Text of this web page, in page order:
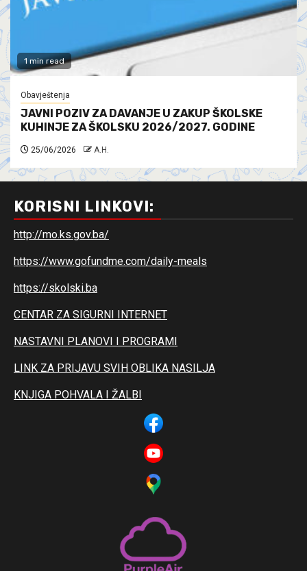
1 min read
Obavještenja
JAVNI POZIV ZA DAVANJE U ZAKUP ŠKOLSKE
KUHINJE ZA ŠKOLSKU 2026/2027. GODINE
25/06/2026 A.H.
KORISNI LINKOVI:
http://mo.ks.gov.ba/
https://www.gofundme.com/daily-meals
https://skolski.ba
CENTAR ZA SIGURNI INTERNET
NASTAVNI PLANOVI I PROGRAMI
LINK ZA PRIJAVU SVIH OBLIKA NASILJA
KNJIGA POHVALA I ŽALBI